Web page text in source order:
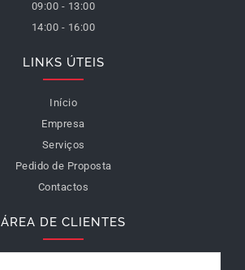
09:00 - 13:00
14:00 - 16:00
LINKS ÚTEIS
Início
Empresa
Serviços
Pedido de Proposta
Contactos
ÁREA DE CLIENTES